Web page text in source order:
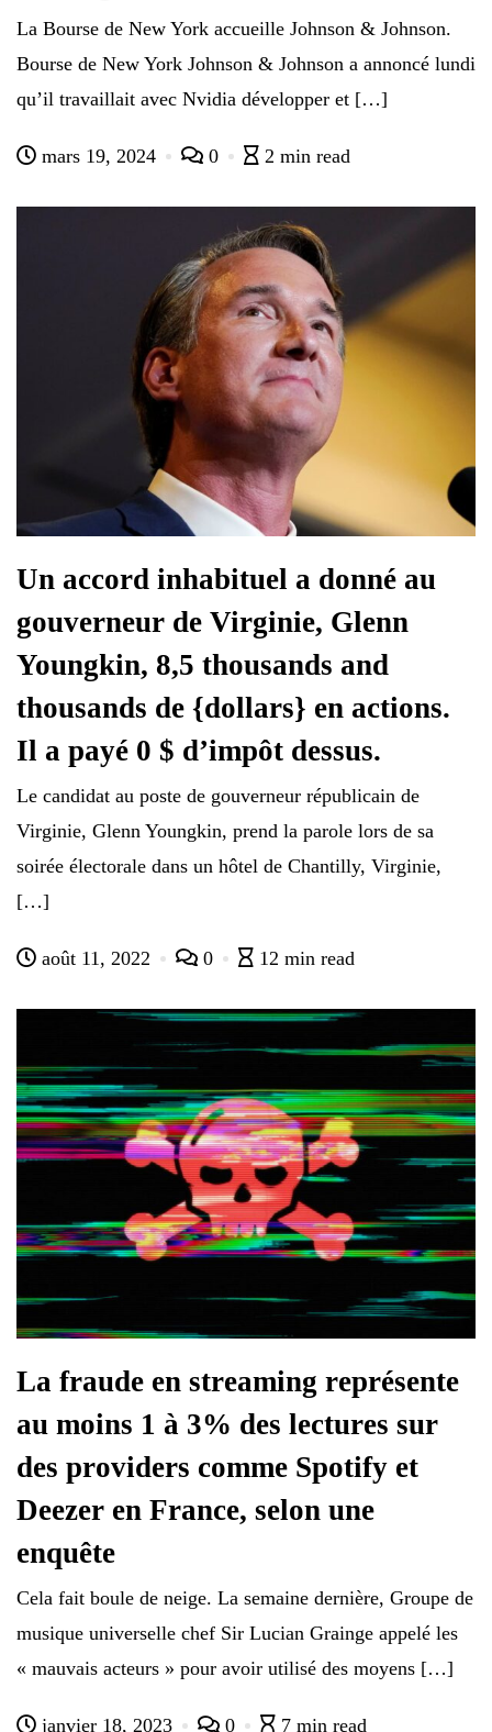
La Bourse de New York accueille Johnson & Johnson.
Bourse de New York Johnson & Johnson a annoncé lundi
qu’il travaillait avec Nvidia développer et […]
mars 19, 2024 0 2 min read
Un accord inhabituel a donné au
gouverneur de Virginie, Glenn
Youngkin, 8,5 thousands and
thousands de {dollars} en actions.
Il a payé 0 $ d’impôt dessus.
Le candidat au poste de gouverneur républicain de
Virginie, Glenn Youngkin, prend la parole lors de sa
soirée électorale dans un hôtel de Chantilly, Virginie,
[…]
août 11, 2022 0 12 min read
La fraude en streaming représente
au moins 1 à 3% des lectures sur
des providers comme Spotify et
Deezer en France, selon une
enquête
Cela fait boule de neige. La semaine dernière, Groupe de
musique universelle chef Sir Lucian Grainge appelé les
« mauvais acteurs » pour avoir utilisé des moyens […]
janvier 18, 2023 0 7 min read